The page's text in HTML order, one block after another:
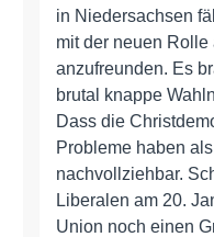
in Niedersachsen
mit der neuen Rolle
anzufreunden. Es
brutal knappe
Dass die
Probleme haben
nachvollziehbar.
Liberalen am 20.
Union noch einen